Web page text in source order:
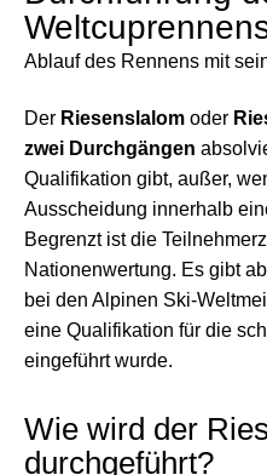
Ablauf des Rennens mit
Der Riesenslalom oder
zwei Durchgängen
Qualifikation gibt, außer,
Ausscheidung innerhalb
Begrenzt ist die
Nationenwertung. Es gibt
bei den Alpinen Ski-
eine Qualifikation für die
eingeführt wurde.
Wie wird der
durchgeführt?